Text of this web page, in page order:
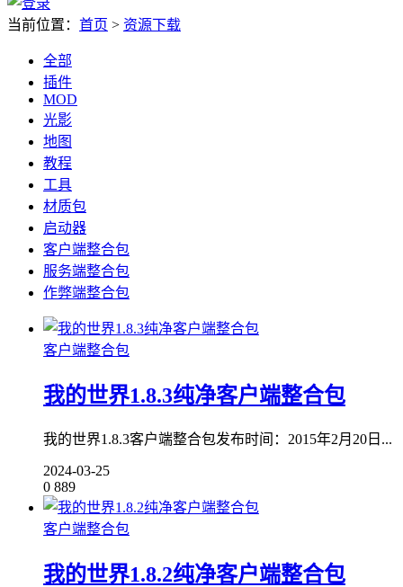
当前位置： 首页 > 资源下载
全部
插件
MOD
光影
地图
教程
工具
材质包
启动器
客户端整合包
服务端整合包
作弊端整合包
客户端整合包
我的世界1.8.3纯净客户端整合包
我的世界1.8.3客户端整合包发布时间：2015年2月20日...
2024-03-25
0 889
客户端整合包
我的世界1.8.2纯净客户端整合包